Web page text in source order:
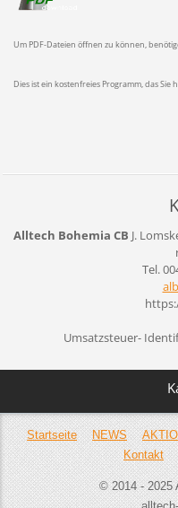
Um PDF-Dateien öffnen zu können,
Dies ist ein kostenfreies Programm, das
Alltech Bohemia CB J.
Tel.
Umsatzsteuer-
Startseite NEWS
Kontakt
© 2014 - 2025